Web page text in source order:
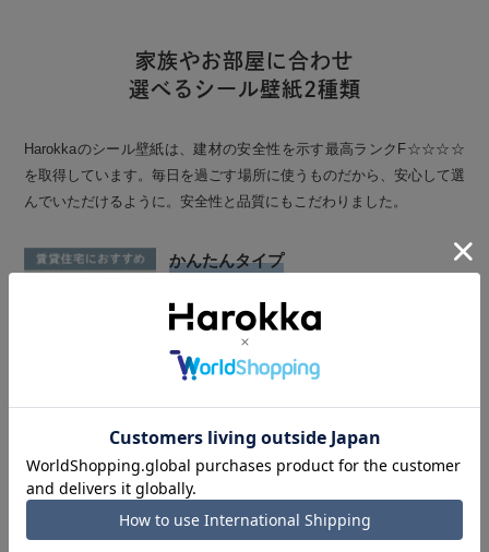
家族やお部屋に合わせ
選べるシール壁紙2種類
Harokkaのシール壁紙は、建材の安全性を示す最高ランクF☆☆☆☆
を取得しています。毎日を過ごす場所に使うものだから、安心して選
んでいただけるように。安全性と品質にもこだわりました。
かんたんタイプ
す。軽量で貼ってはがしやすいため、賃貸住宅に
お住まいの方でも安心してご使用いただけます。
ホルムアルデヒド認定は、最高ランクの
貼りやすさ はがしやすさ 糊の強さ
◎